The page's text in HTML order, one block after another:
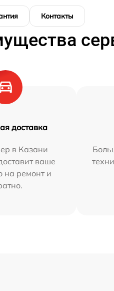
Контакты
доставка
в Казани
ваше
на ремонт и